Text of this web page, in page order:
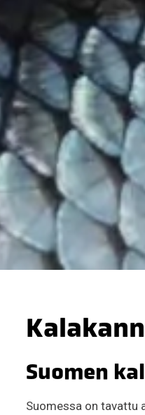
Suomen
Suomessa on tavattu